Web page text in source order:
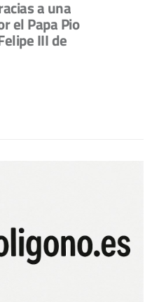
a una
el Papa Pio
III de